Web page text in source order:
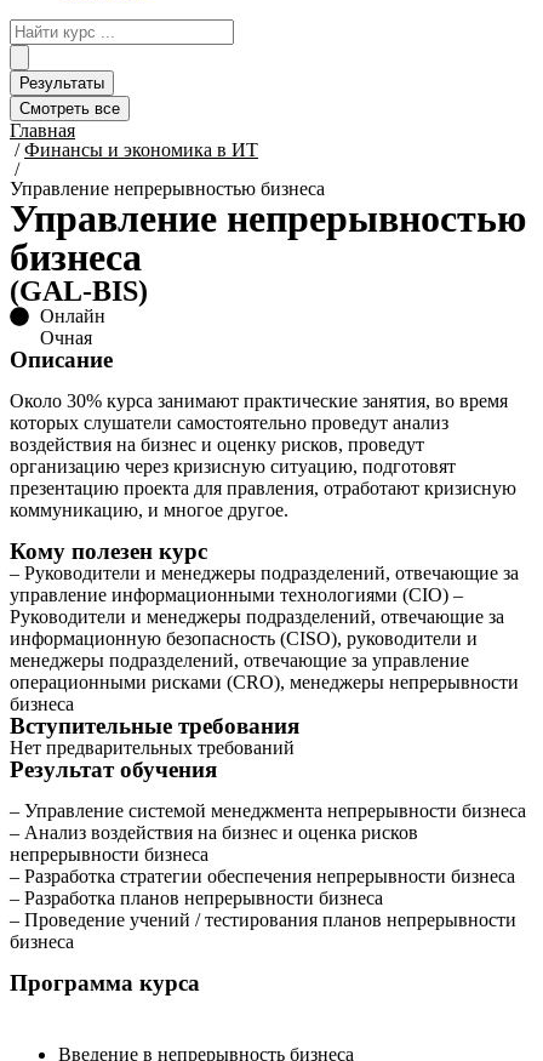
Search
...
Результаты
Смотреть все
Главная
/Финансы и экономика в ИТ
/
Управление непрерывностью бизнеса
Управление непрерывностью
бизнеса
(GAL-BIS)
Онлайн
Очная
Описание
Около 30% курса занимают практические занятия, во время
которых слушатели самостоятельно проведут анализ
воздействия на бизнес и оценку рисков, проведут
организацию через кризисную ситуацию, подготовят
презентацию проекта для правления, отработают кризисную
коммуникацию, и многое другое.
Кому полезен курс
– Руководители и менеджеры подразделений, отвечающие за
управление информационными технологиями (CIO) –
Руководители и менеджеры подразделений, отвечающие за
информационную безопасность (CISO), руководители и
менеджеры подразделений, отвечающие за управление
операционными рисками (CRO), менеджеры непрерывности
бизнеса
Вступительные требования
Нет предварительных требований
Результат обучения
– Управление системой менеджмента непрерывности бизнеса
– Анализ воздействия на бизнес и оценка рисков
непрерывности бизнеса
– Разработка стратегии обеспечения непрерывности бизнеса
– Разработка планов непрерывности бизнеса
– Проведение учений / тестирования планов непрерывности
бизнеса
Программа курса
Введение в непрерывность бизнеса